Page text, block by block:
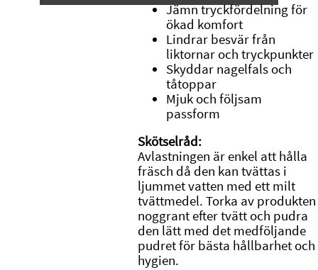
Jämn tryckfördelning för
ökad komfort
Lindrar besvär från
liktornar och tryckpunkter
Skyddar nagelfals och
tåtoppar
Mjuk och följsam
passform
Skötselråd:
Avlastningen är enkel att hålla
fräsch då den kan tvättas i
ljummet vatten med ett milt
tvättmedel. Torka av produkten
noggrant efter tvätt och pudra
den lätt med det medföljande
pudret för bästa hållbarhet och
hygien.